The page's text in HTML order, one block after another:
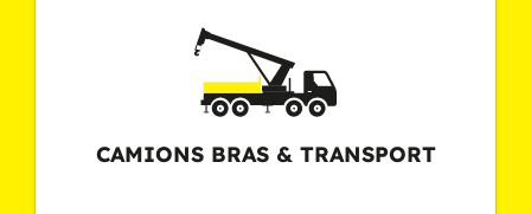
CAMIONS BRAS & TRANSPORT